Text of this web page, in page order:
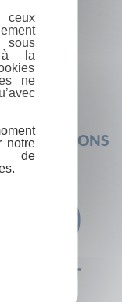
QUESTIONS
CONTACT
à la
ne
notre
de